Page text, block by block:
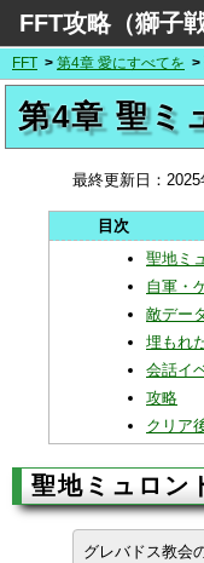
FFT攻略（獅子
FFT 第4章 愛にすべてを
第4章 聖ミ
最終更新日： 2025
聖地ミ
自軍・
敵デー
埋もれ
会話イ
攻略
クリア
聖地ミュロン
グレバドス教会